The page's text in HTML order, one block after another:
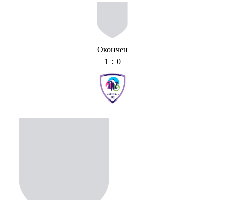
Окончен
1 : 0